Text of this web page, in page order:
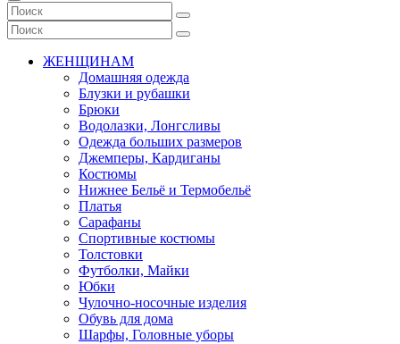
ЖЕНЩИНАМ
Домашняя одежда
Блузки и рубашки
Брюки
Водолазки, Лонгсливы
Одежда больших размеров
Джемперы, Кардиганы
Костюмы
Нижнее Бельё и Термобельё
Платья
Сарафаны
Спортивные костюмы
Толстовки
Футболки, Майки
Юбки
Чулочно-носочные изделия
Обувь для дома
Шарфы, Головные уборы